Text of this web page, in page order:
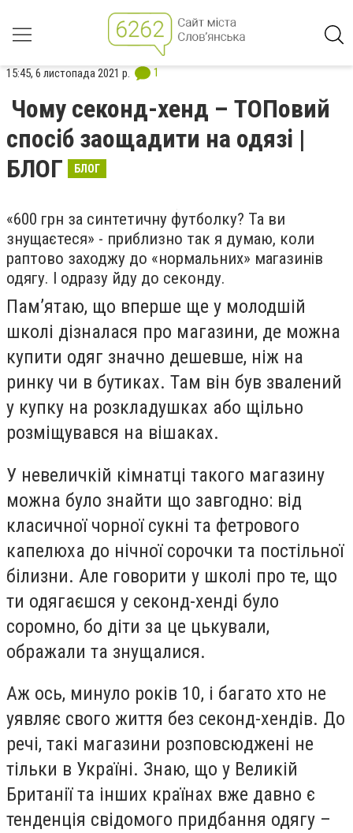
15:45, 6 листопада 2021 р. 1
Чому секонд-хенд – ТОПовий
спосіб заощадити на одязі |
БЛОГ
БЛОГ
«600 грн за синтетичну футболку? Та ви
знущаєтеся» - приблизно так я думаю, коли
раптово заходжу до «нормальних» магазинів
одягу. І одразу йду до секонду.
Пам’ятаю, що вперше ще у молодшій
школі дізналася про магазини, де можна
купити одяг значно дешевше, ніж на
ринку чи в бутиках. Там він був звалений
у купку на розкладушках або щільно
розміщувався на вішаках.
У невеличкій кімнатці такого магазину
можна було знайти що завгодно: від
класичної чорної сукні та фетрового
капелюха до нічної сорочки та постільної
білизни. Але говорити у школі про те, що
ти одягаєшся у секонд-хенді було
соромно, бо діти за це цькували,
ображали та знущалися.
Аж ось, минуло років 10, і багато хто не
уявляє свого життя без секонд-хендів. До
речі, такі магазини розповсюджені не
тільки в Україні. Знаю, що у Великій
Британії та інших країнах вже давно є
тенденція свідомого придбання одягу –